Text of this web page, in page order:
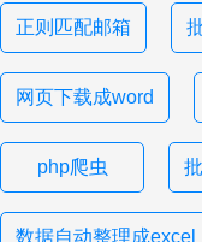
正则匹配邮箱
网页下载成word
php爬虫
数据自动整理成excel